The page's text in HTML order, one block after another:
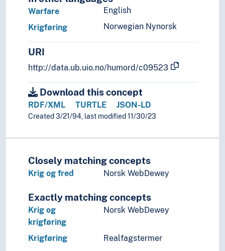
English
Warfare
Norwegian Nynorsk
Krigføring
URI
http://data.ub.uio.no/humord/c09523
Download this concept
RDF/XML TURTLE JSON-LD
Created 3/21/94, last modified 11/30/23
Closely matching concepts
Krig og fred Norsk WebDewey
Exactly matching concepts
Krig og
krigføring
Norsk WebDewey
Krigføring Realfagstermer